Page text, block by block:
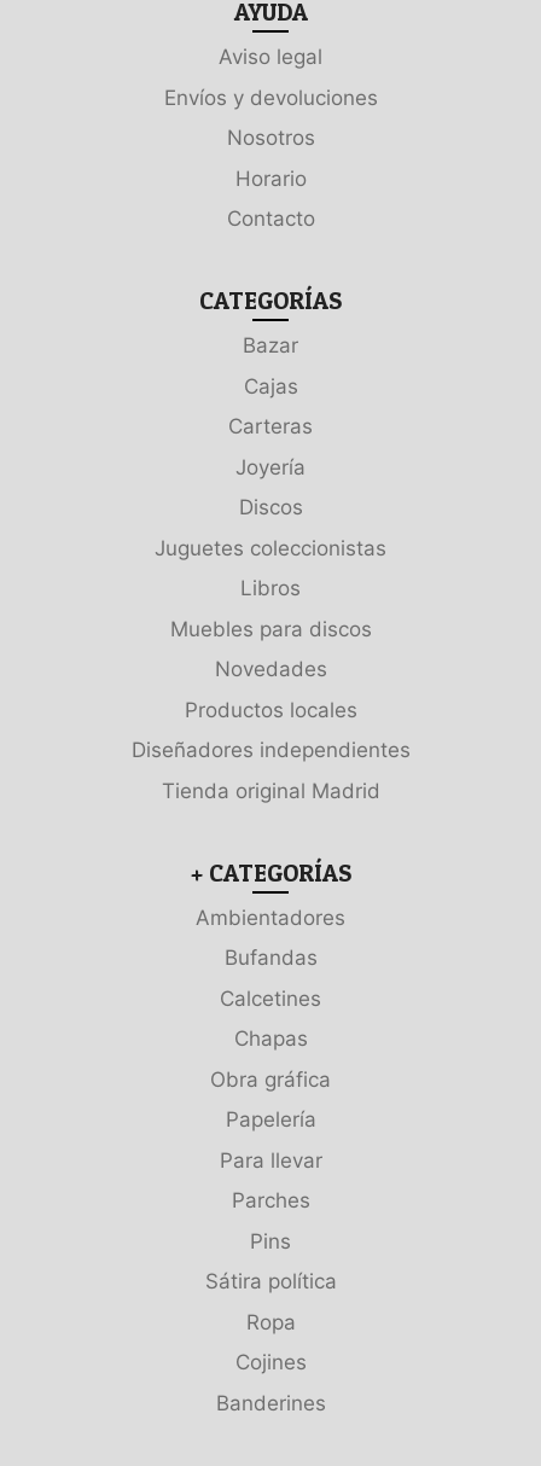
AYUDA
Aviso legal
Envíos y devoluciones
Nosotros
Horario
Contacto
CATEGORÍAS
Bazar
Cajas
Carteras
Joyería
Discos
Juguetes coleccionistas
Libros
Muebles para discos
Novedades
Productos locales
Diseñadores independientes
Tienda original Madrid
+ CATEGORÍAS
Ambientadores
Bufandas
Calcetines
Chapas
Obra gráfica
Papelería
Para llevar
Parches
Pins
Sátira política
Ropa
Cojines
Banderines